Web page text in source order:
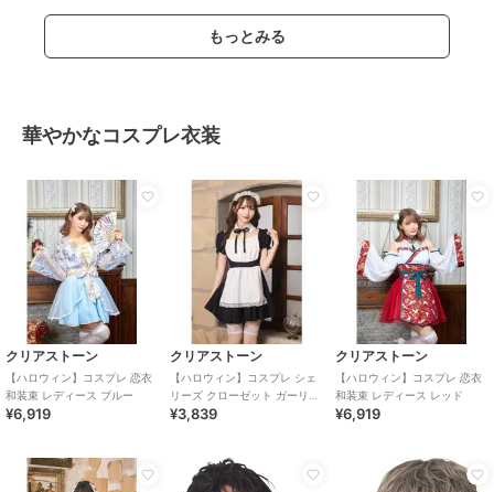
もっとみる
華やかなコスプレ衣装
クリアストーン
【ハロウィン】コスプレ 恋衣
和装束 レディース ブルー
¥6,919
クリアストーン
【ハロウィン】コスプレ シェ
リーズ クローゼット ガーリー
メイド レディース ブラック
¥3,839
クリアストーン
【ハロウィン】コスプレ 恋衣
和装束 レディース レッド
¥6,919